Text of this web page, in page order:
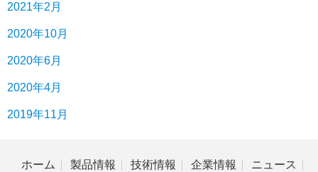
2021年2月
2020年10月
2020年6月
2020年4月
2019年11月
ホーム 製品情報 技術情報 企業情報 ニュース